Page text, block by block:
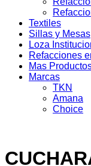
Textiles
Sillas y Mesas
Loza
Refacciones
Mas
Marcas
TKN
Amana
Choice